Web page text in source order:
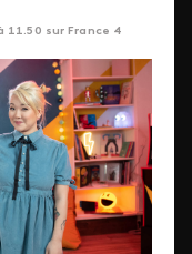
11.50 sur France 4